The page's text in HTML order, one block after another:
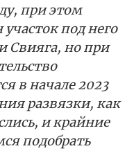
при этом
под него
Свияга, но при
в начале 2023
развязки, как
и крайние
подобрать